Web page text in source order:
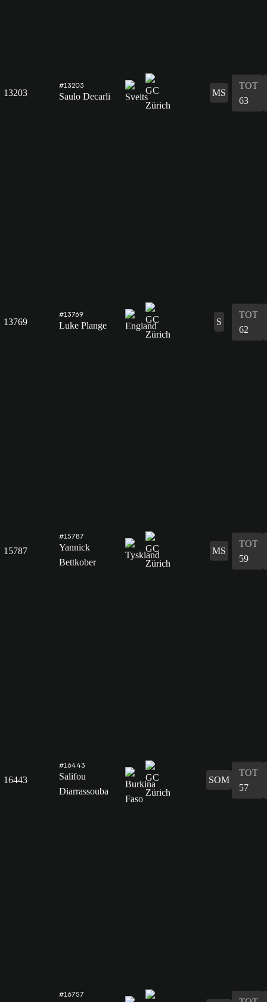
13203
#13203
Saulo Decarli MS
TOT
63
13769
#13769
Luke Plange S
TOT
62
15787
#15787
Yannick
Bettkober
MS
TOT
59
16443
#16443
Salifou
Diarrassouba
SOM
TOT
57
#16757